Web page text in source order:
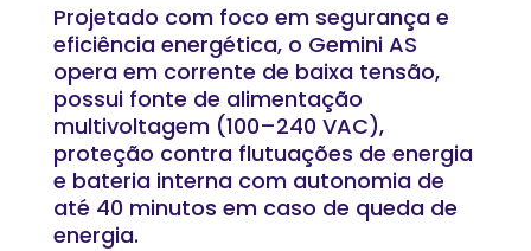
Projetado com foco em segurança e
eficiência energética, o Gemini AS
opera em corrente de baixa tensão,
possui fonte de alimentação
multivoltagem (100–240 VAC),
proteção contra flutuações de energia
e bateria interna com autonomia de
até 40 minutos em caso de queda de
energia.